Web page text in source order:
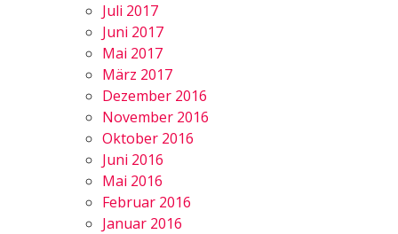
Juli 2017
Juni 2017
Mai 2017
März 2017
Dezember 2016
November 2016
Oktober 2016
Juni 2016
Mai 2016
Februar 2016
Januar 2016